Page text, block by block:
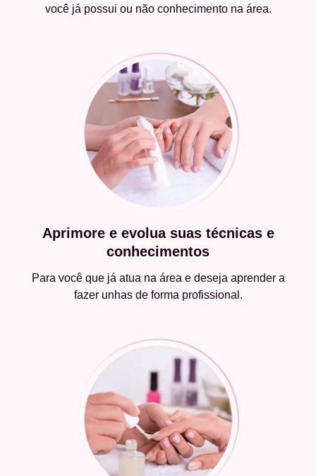
você já possui ou não conhecimento na área.
Aprimore e evolua suas técnicas e
conhecimentos
Para você que já atua na área e deseja aprender a
fazer unhas de forma profissional.